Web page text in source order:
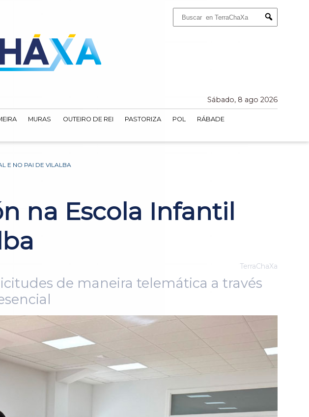
Submit
Sábado, 8 ago 2026
MURAS OUTEIRO DE REI PASTORIZA POL
RÁBADE
E NO PAI DE VILALBA
na Escola Infantil
TerraChaXa
de maneira telemática a través